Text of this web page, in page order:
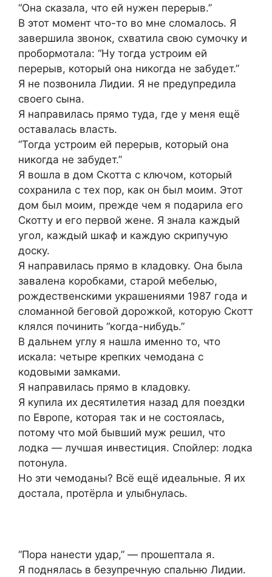
“Она сказала, что ей нужен перерыв.”
В этот момент что-то во мне сломалось. Я
завершила звонок, схватила свою сумочку и
пробормотала: “Ну тогда устроим ей
перерыв, который она никогда не забудет.”
Я не позвонила Лидии. Я не предупредила
своего сына.
Я направилась прямо туда, где у меня ещё
оставалась власть.
“Тогда устроим ей перерыв, который она
никогда не забудет.”
Я вошла в дом Скотта с ключом, который
сохранила с тех пор, как он был моим. Этот
дом был моим, прежде чем я подарила его
Скотту и его первой жене. Я знала каждый
угол, каждый шкаф и каждую скрипучую
доску.
Я направилась прямо в кладовку. Она была
завалена коробками, старой мебелью,
рождественскими украшениями 1987 года и
сломанной беговой дорожкой, которую Скотт
клялся починить “когда-нибудь.”
В дальнем углу я нашла именно то, что
искала: четыре крепких чемодана с
кодовыми замками.
Я направилась прямо в кладовку.
Я купила их десятилетия назад для поездки
по Европе, которая так и не состоялась,
потому что мой бывший муж решил, что
лодка — лучшая инвестиция. Спойлер: лодка
потонула.
Но эти чемоданы? Всё ещё идеальные. Я их
достала, протёрла и улыбнулась.
“Пора нанести удар,” — прошептала я.
Я поднялась в безупречную спальню Лидии.